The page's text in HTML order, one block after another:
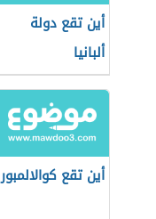
أين تقع دولة
ألبانيا
أين تقع كوالالمبور